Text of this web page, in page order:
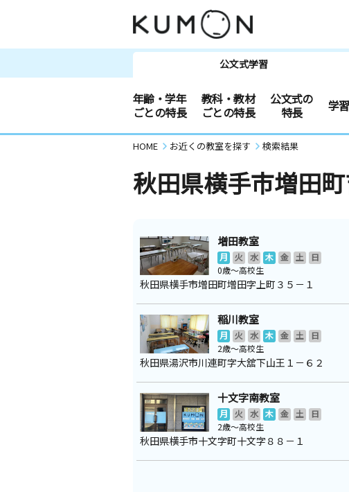
公文式学習
年齢・学年
ごとの特長
教科・教材
ごとの特長
公文式の
特長
学
HOME お近くの教室を探す 検索結果
秋田県横手市増田
増田教室
月 火 水 木 金 土
日
0歳～高校生
秋田県横手市増田町増田字上町３５－１
稲川教室
月 火 水 木 金 土
日
2歳～高校生
秋田県湯沢市川連町字大舘下山王１－６２
十文字南教室
月 火 水 木 金 土
日
2歳～高校生
秋田県横手市十文字町十文字８８－１